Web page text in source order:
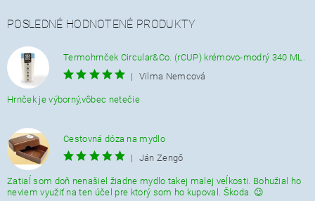
POSLEDNÉ HODNOTENÉ PRODUKTY
Termohrnček Circular&Co. (rCUP) krémovo-modrý 340 ML.
|
Vilma Nemcová
Hrnček je výborný,vôbec netečie
Cestovná dóza na mydlo
|
Ján Zengő
Zatiaĺ som doň nenašiel žiadne mydlo takej malej veĺkosti. Bohužial ho
neviem využiť na ten účel pre ktorý som ho kupoval. Škoda. 😉